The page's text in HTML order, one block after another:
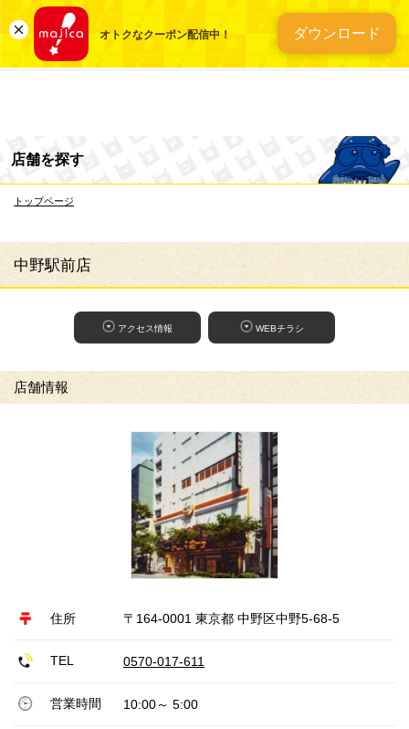
オトクなクーポン配信中！ ダウンロード
総合ディスカウント
店舗を探す
トップページ
中野駅前店
アクセス情報 WEBチラシ
店舗情報
住所 〒164-0001 東京都 中野区中野5-68-5
TEL 0570-017-611
営業時間 10:00～ 5:00